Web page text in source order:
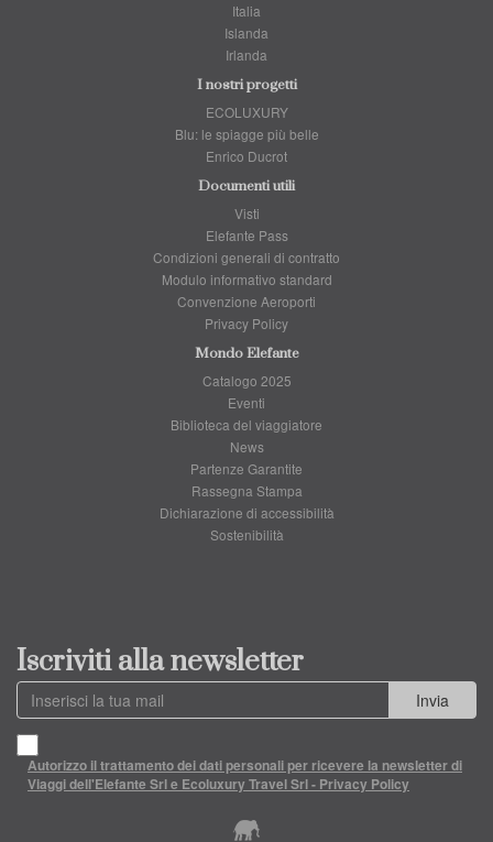
Italia
Islanda
Irlanda
I nostri progetti
ECOLUXURY
Blu: le spiagge più belle
Enrico Ducrot
Documenti utili
Visti
Elefante Pass
Condizioni generali di contratto
Modulo informativo standard
Convenzione Aeroporti
Privacy Policy
Mondo Elefante
Catalogo 2025
Eventi
Biblioteca del viaggiatore
News
Partenze Garantite
Rassegna Stampa
Dichiarazione di accessibilità
Sostenibilità
Iscriviti alla newsletter
Invia
Autorizzo il trattamento dei dati personali per ricevere la newsletter di
Viaggi dell'Elefante Srl e Ecoluxury Travel Srl - Privacy Policy